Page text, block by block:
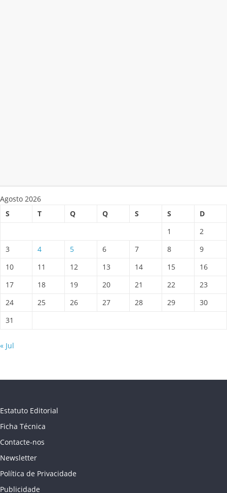
Agosto 2026
S
T Q Q S S
D
1
2
3
4 5 6 7 8
9
10
11 12 13 14 15
16
17
18 19 20 21 22
23
24
25 26 27 28 29
30
31
« Jul
Estatuto Editorial
Ficha Técnica
Contacte-nos
Newsletter
Política de Privacidade
Publicidade